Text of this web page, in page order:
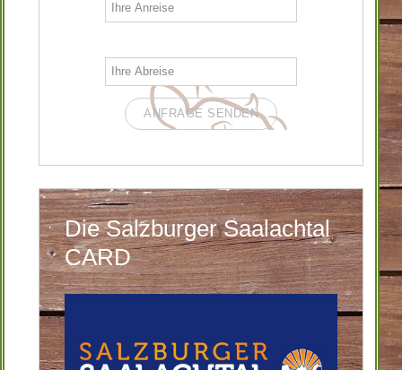
ANFRAGE SENDEN
Die Salzburger Saalachtal
CARD